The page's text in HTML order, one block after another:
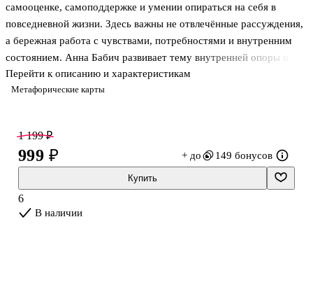
Метафорические карты
самооценке, самоподдержке и умении опираться на себя в
повседневной жизни. Здесь важны не отвлечённые рассуждения,
а бережная работа с чувствами, потребностями и внутренним
состоянием. Анна Бабич развивает тему внутренней опоры и
предлагает практический формат для тех, кому важно
внимательнее относиться к себе, замечать влияние внутреннего
в разном настроении и в разных жизненных обстоятельствах.
О чём колода
В основе колоды лежит установка «Я — ОК» как базовое
самоощущение человека и фундамент здоровой самооценки
Перейти к описанию и характеристикам
1 199 ₽
999 ₽ + до 149 бонусов
Купить
6
В наличии